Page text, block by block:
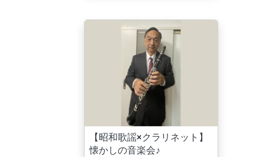
【昭和歌謡×クラリネット】
懐かしの音楽会♪